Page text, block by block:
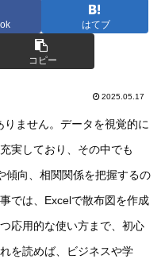
はてブ
コピー
2025.05.17
ません。データを視覚的に
実しており、その中でも
傾向、相関関係を把握するの
では、Excelで散布図を作成
応用的な使い方まで、初心
を読めば、ビジネスや学